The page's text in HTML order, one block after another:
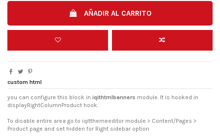
AÑADIR AL CARRITO
custom html
you can configure this block in iqithtmlbanners module. It is hooked in
displayRightColumnProduct hook.
To disable entire area go to iqitthemeeditor module > Content/Pages >
Product page and set hidden for Right sidebar option